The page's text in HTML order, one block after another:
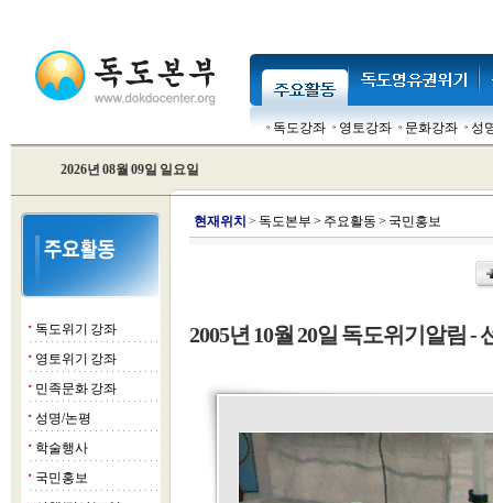
독도강좌 영토강좌 문화강좌 성
2026년 08월 09일 일요일
■ 독도위기 강좌
■ 영토위기 강좌
■ 민족문화 강좌
■ 성명/논평
■ 학술행사
■ 국민홍보
현재위치 > 독도본부 > 주요활동 > 국민홍보
2005년 10월 20일 독도위기알림 -